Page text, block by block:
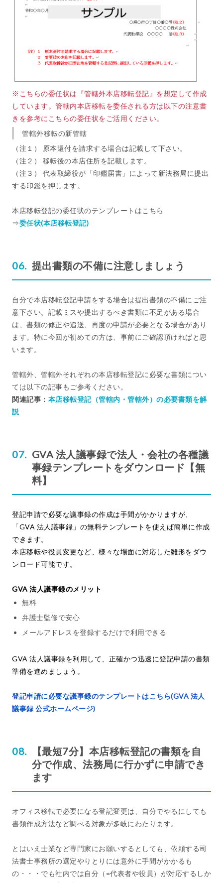
※こちらの委任状は『管轄外本店移転登記』を想定して作成
しています。管轄内本店移転を委任される方は以下の注意書
きを参考にこちらの委任状をご活用ください。
管轄外移転の新管轄
（注１） 原本還付を請求する場合は記載して下さい。
（注２） 移転後の本店住所を記載します。
（注３） 代表取締役が「印鑑届書」によって新法務局に提出
する印鑑を押します。
本店移転登記の委任状のテンプレートはこちら
⇒委任状(本店移転登記)
提出書類の不備に注意しましょう
自分で本店移転登記申請をする場合は提出書類の不備にご注
意下さい。記載ミスや提出するべき書類に不足がある場合
は、書類の修正や追送、再度の申請が必要となる場合があり
ます。特に今回が初めての方は、事前にご確認頂ければと思
います。
管轄外、管轄外それぞれの本店移転登記に必要な書類につい
ては以下の記事もご参考ください。
関連記事： 本店移転登記（管轄内・管轄外）の必要書類を解
説
GVA 法人議事録で法人・会社の各種議
事録テンプレートをダウンロード【無
料】
登記申請で必要な議事録の作成は手間がかかりますが、
「GVA 法人議事録」の無料テンプレートを使えば簡単に作成
できます。
本店移転や役員変更など、様々な場面に対応した雛形をダウ
ンロード可能です。
GVA 法人議事録のメリット
無料
弁護士監修で安心
メールアドレスを登録するだけで利用できる
GVA 法人議事録を利用して、正確かつ迅速に登記申請の書類
準備を進めましょう。
登記申請に必要な議事録のテンプレートはこちら(GVA 法人
議事録 公式ホームページ)
【最短7分】本店移転登記の書類を自
分で作成、法務局に行かずに申請でき
ます
オフィス移転で必要になる登記変更は、自分でやるにしても
書類作成方法など調べる対象が多岐にわたります。
とはいえ士業など専門家にお願いするとしても、依頼する司
法書士事務所の選定やりとりには意外に手間がかかるも
の・・・でも社内では自分（=代表者や役員）が対応するしか